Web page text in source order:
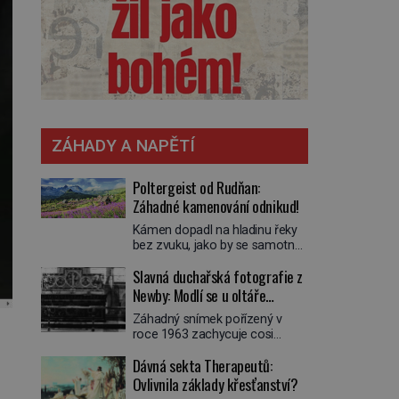
ZÁHADY A NAPĚTÍ
Poltergeist od Rudňan:
Záhadné kamenování odnikud!
Kámen dopadl na hladinu řeky
bez zvuku, jako by se samotná
chlapců bolestně strhl ruku, ale
další úder ho zasáhl dříve, než si
vůbec uvědomil pohyb: tiše,
nelidsky přesně. „Odkud…?“
zachrčel starší student, ale v
kdo by po nich mohl cokoliv
házet. A když se […]
Slavná duchařská fotografie z
Newby: Modlí se u oltáře
přízračný mnich?
Záhadný snímek pořízený v
roce 1963 zachycuje cosi
poloprůhledná postava stojící u
oltáře je duch mnicha ze 16.
století s bílým závojem přes
Dávná sekta Therapeutů:
Ovlivnila základy křesťanství?